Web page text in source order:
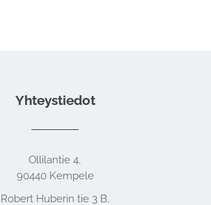
Yhteystiedot
Ollilantie 4,
90440 Kempele
Robert Huberin tie 3 B,